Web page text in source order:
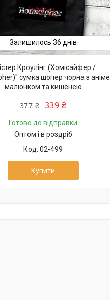
Залишилось 36 днів
Кроулінг (Хомісайфер /
сумка шопер чорна з аніме
малюнком та кишенею
377 ₴ 339 ₴
Готово до відправки
Оптом і в роздріб
02-499
Купити